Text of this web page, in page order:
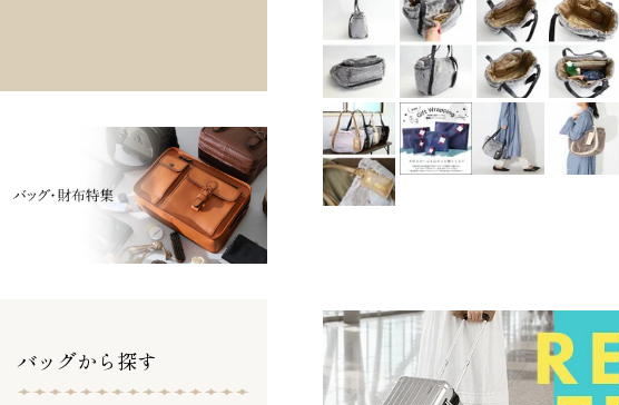
バッグから探す